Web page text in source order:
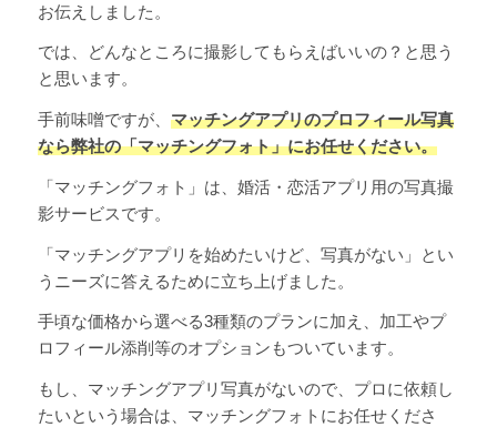
お伝えしました。
では、どんなところに撮影してもらえばいいの？と思う
と思います。
手前味噌ですが、 マッチングアプリのプロフィール写真
なら弊社の「マッチングフォト」にお任せください。
「マッチングフォト」は、婚活・恋活アプリ用の写真撮
影サービスです。
「マッチングアプリを始めたいけど、写真がない」とい
うニーズに答えるために立ち上げました。
手頃な価格から選べる3種類のプランに加え、加工やプ
ロフィール添削等のオプションもついています。
もし、マッチングアプリ写真がないので、プロに依頼し
たいという場合は、マッチングフォトにお任せくださ